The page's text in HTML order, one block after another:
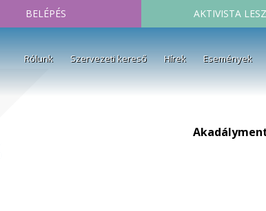
BELÉPÉS AKTIVISTA
Rólunk Szervezeti kereső Hírek Események